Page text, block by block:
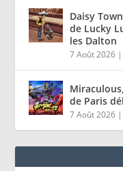
Daisy
de Lucky
les Dalton
7 Août 2026
de Paris
7 Août 2026 |